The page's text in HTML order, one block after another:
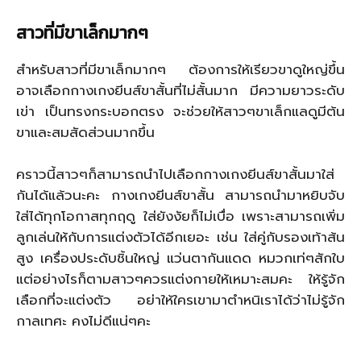
สาวที่มีขาเล็กมากๆ
สำหรับสาวที่มีขาเล็กมากๆ ต้องการให้เรียวขาดูใหญ่ขึ้น
อาจเลือกกางเกงยีนส์ขาสั้นที่ไม่สั้นมาก มีความยาวระดับ
เข่า เป็นทรงกระบอกตรง จะช่วยให้สาวๆขาเล็กแลดูมีต้น
ขาและสมสัดส่วนมากขึ้น
คราวนี้สาวๆก็สามารถนำไปเลือกกางเกงยีนส์ขาสั้นมาใส่
กันได้แล้วนะคะ กางเกงยีนส์ขาสั้น สามารถนำมาหยิบจับ
ใส่ได้ทุกโอกาสทุกฤดู ใส่ยังงัยก็ไม่เบื่อ เพราะสามารถเพิ่ม
ลูกเล่นให้กับการแต่งตัวได้อีกเยอะ เช่น ใส่คู่กับรองเท้าส้น
สูง เครื่องประดับชิ้นใหญ่ แว่นตากันแดด หมวกเท่ๆสักใบ
แต่อย่างไรก็ตามสาวๆควรแต่งกายให้เหมาะสมคะ ให้รู้จัก
เลือกที่จะแต่งตัว อย่าให้ใครเขามาตำหนิเราได้ว่าไม่รู้จัก
กาลเทศะ คงไม่ดีแน่ๆคะ